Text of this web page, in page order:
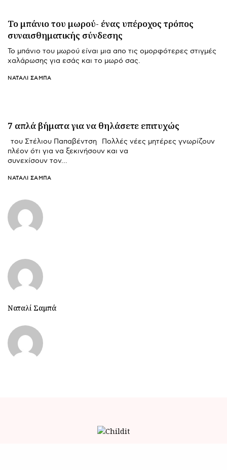
Το μπάνιο του μωρού- ένας υπέροχος τρόπος
συναισθηματικής σύνδεσης
Το μπάνιο του μωρού είναι μια απο τις ομορφότερες στιγμές
χαλάρωσης για εσάς και το μωρό σας.
ΝΑΤΑΛΊ ΣΑΜΠΆ
7 απλά βήματα για να θηλάσετε επιτυχώς
του Στέλιου Παπαβέντση Πολλές νέες μητέρες γνωρίζουν
πλέον ότι για να ξεκινήσουν και να
συνεχίσουν τον…
ΝΑΤΑΛΊ ΣΑΜΠΆ
Ναταλί Σαμπά